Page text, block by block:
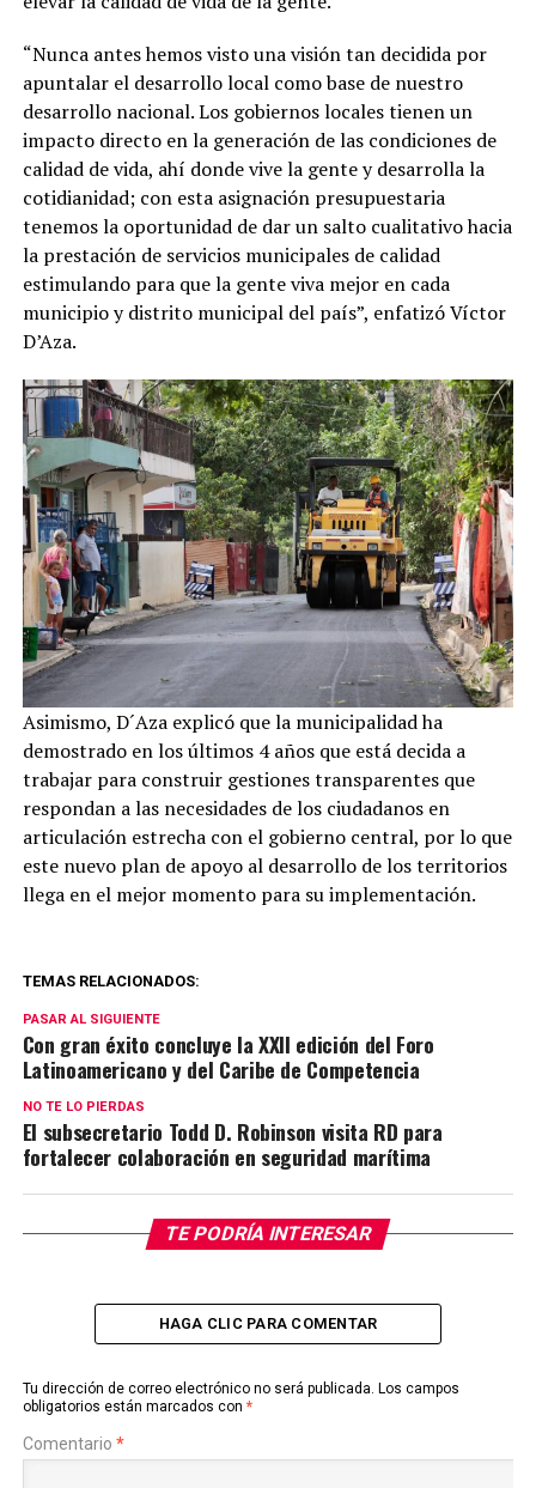
“Nunca antes hemos visto una visión tan decidida por
apuntalar el desarrollo local como base de nuestro
desarrollo nacional. Los gobiernos locales tienen un
impacto directo en la generación de las condiciones de
calidad de vida, ahí donde vive la gente y desarrolla la
cotidianidad; con esta asignación presupuestaria
tenemos la oportunidad de dar un salto cualitativo hacia
la prestación de servicios municipales de calidad
estimulando para que la gente viva mejor en cada
municipio y distrito municipal del país”, enfatizó Víctor
D’Aza.
Asimismo, D´Aza explicó que la municipalidad ha
demostrado en los últimos 4 años que está decida a
trabajar para construir gestiones transparentes que
respondan a las necesidades de los ciudadanos en
articulación estrecha con el gobierno central, por lo que
este nuevo plan de apoyo al desarrollo de los territorios
llega en el mejor momento para su implementación.
TEMAS RELACIONADOS:
PASAR AL SIGUIENTE
Con gran éxito concluye la XXII edición del Foro
Latinoamericano y del Caribe de Competencia
NO TE LO PIERDAS
El subsecretario Todd D. Robinson visita RD para
fortalecer colaboración en seguridad marítima
TE PODRÍA INTERESAR
HAGA CLIC PARA COMENTAR
Tu dirección de correo electrónico no será publicada. Los campos
obligatorios están marcados con *
Comentario *